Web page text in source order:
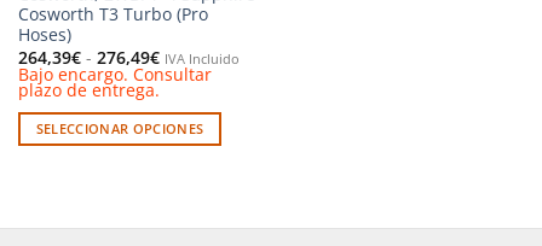
producto
Cosworth T3 Turbo (Pro
Hoses)
264,39€ - 276,49€Rango
de
precios:
desde
264,39€
hasta
276,49€
IVA Incluido
Bajo encargo. Consultar
plazo de entrega.
SELECCIONAR OPCIONES
múltiples